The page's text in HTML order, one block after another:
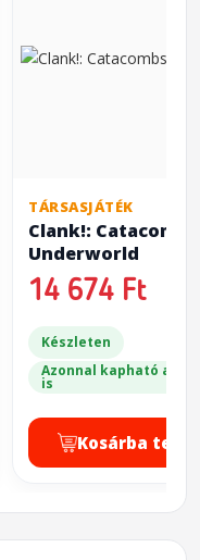
TÁRSASJÁTÉK
Clank!: Catacombs
Underworld
14 674 Ft
Készleten
Azonnal kapható a
is
Kosárba